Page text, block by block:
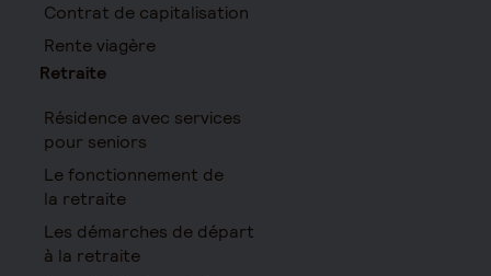
Contrat de capitalisation
Rente viagère
Retraite
Résidence avec services
pour seniors
Le fonctionnement de
la retraite
Les démarches de départ
à la retraite